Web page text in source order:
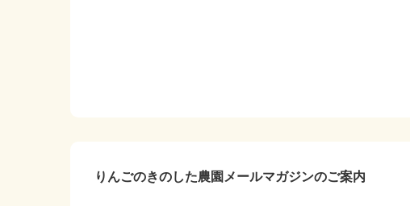
りんごのきのした農園メールマガジンのご案内